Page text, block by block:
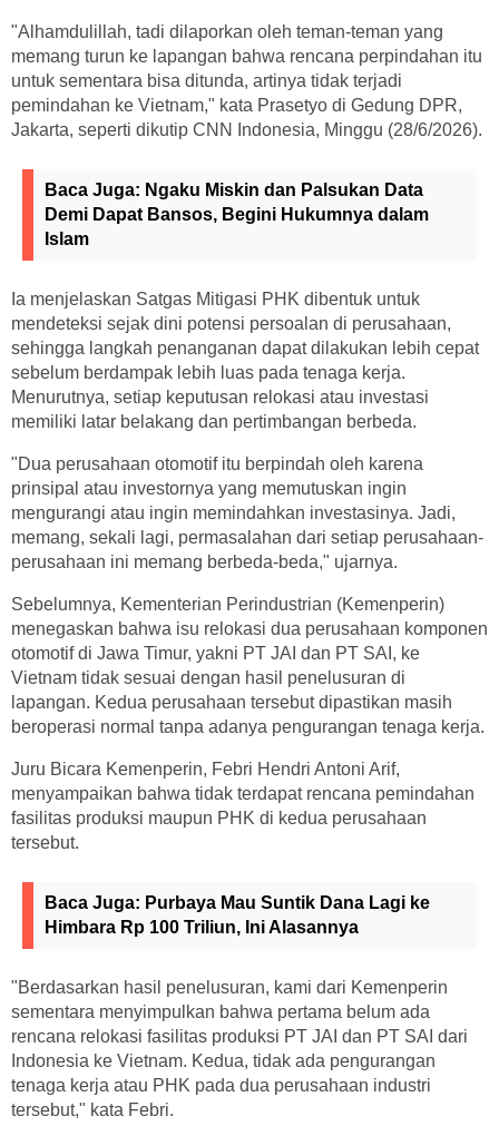
"Alhamdulillah, tadi dilaporkan oleh teman-teman yang
memang turun ke lapangan bahwa rencana perpindahan itu
untuk sementara bisa ditunda, artinya tidak terjadi
pemindahan ke Vietnam," kata Prasetyo di Gedung DPR,
Jakarta, seperti dikutip CNN Indonesia, Minggu (28/6/2026).
Baca Juga: Ngaku Miskin dan Palsukan Data
Demi Dapat Bansos, Begini Hukumnya dalam
Islam
Ia menjelaskan Satgas Mitigasi PHK dibentuk untuk
mendeteksi sejak dini potensi persoalan di perusahaan,
sehingga langkah penanganan dapat dilakukan lebih cepat
sebelum berdampak lebih luas pada tenaga kerja.
Menurutnya, setiap keputusan relokasi atau investasi
memiliki latar belakang dan pertimbangan berbeda.
"Dua perusahaan otomotif itu berpindah oleh karena
prinsipal atau investornya yang memutuskan ingin
mengurangi atau ingin memindahkan investasinya. Jadi,
memang, sekali lagi, permasalahan dari setiap perusahaan-
perusahaan ini memang berbeda-beda," ujarnya.
Sebelumnya, Kementerian Perindustrian (Kemenperin)
menegaskan bahwa isu relokasi dua perusahaan komponen
otomotif di Jawa Timur, yakni PT JAI dan PT SAI, ke
Vietnam tidak sesuai dengan hasil penelusuran di
lapangan. Kedua perusahaan tersebut dipastikan masih
beroperasi normal tanpa adanya pengurangan tenaga kerja.
Juru Bicara Kemenperin, Febri Hendri Antoni Arif,
menyampaikan bahwa tidak terdapat rencana pemindahan
fasilitas produksi maupun PHK di kedua perusahaan
tersebut.
Baca Juga: Purbaya Mau Suntik Dana Lagi ke
Himbara Rp 100 Triliun, Ini Alasannya
"Berdasarkan hasil penelusuran, kami dari Kemenperin
sementara menyimpulkan bahwa pertama belum ada
rencana relokasi fasilitas produksi PT JAI dan PT SAI dari
Indonesia ke Vietnam. Kedua, tidak ada pengurangan
tenaga kerja atau PHK pada dua perusahaan industri
tersebut," kata Febri.